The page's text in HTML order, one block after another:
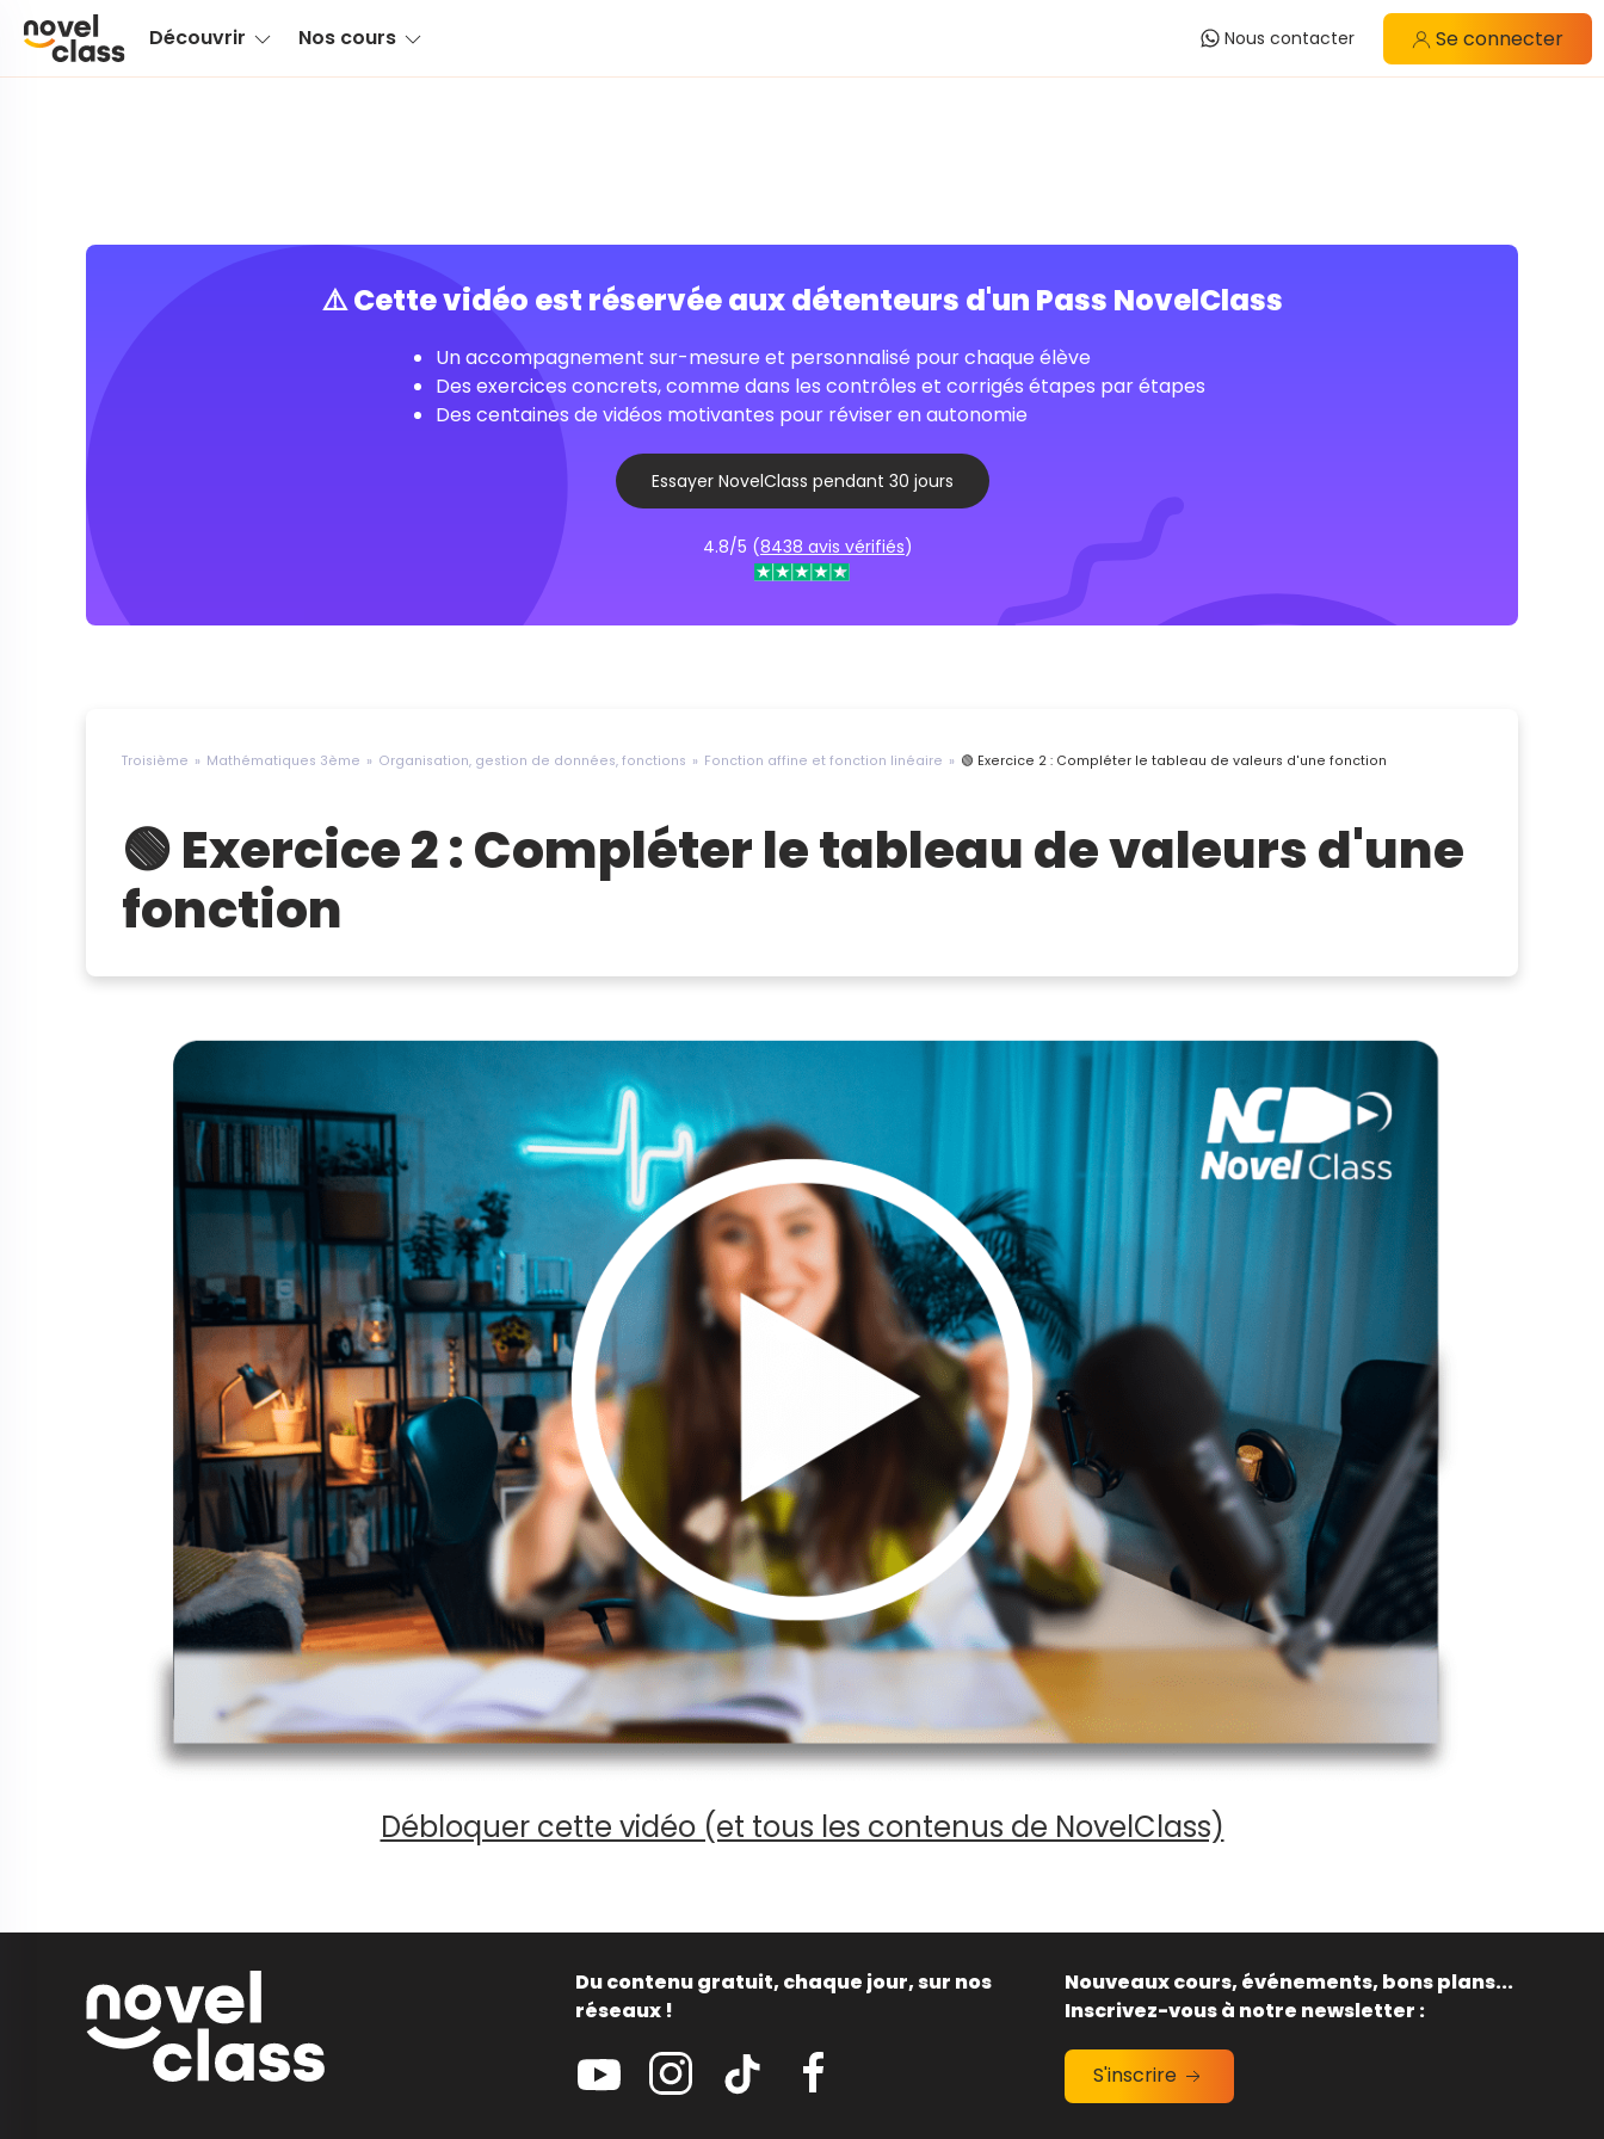
Découvrir Nos cours Nous contacter Se connecter
⚠️ Cette vidéo est réservée aux détenteurs d'un Pass NovelClass
Un accompagnement sur-mesure et personnalisé pour chaque élève
Des exercices concrets, comme dans les contrôles et corrigés étapes par étapes
Des centaines de vidéos motivantes pour réviser en autonomie
Essayer NovelClass pendant 30 jours
4.8/5 (8438 avis vérifiés)
Troisième Mathématiques 3ème Organisation, gestion de données, fonctions Fonction affine et fonction linéaire 🟢 Exercice 2 : Compléter le tableau de valeurs d'une fonction
🟢 Exercice 2 : Compléter le tableau de valeurs d'une
fonction
Débloquer cette vidéo (et tous les contenus de NovelClass)
Du contenu gratuit, chaque jour, sur nos
réseaux !
Nouveaux cours, événements, bons plans...
Inscrivez-vous à notre newsletter :
S'inscrire